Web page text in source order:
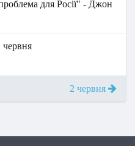
для Росії" - Джон
червня
2 червня